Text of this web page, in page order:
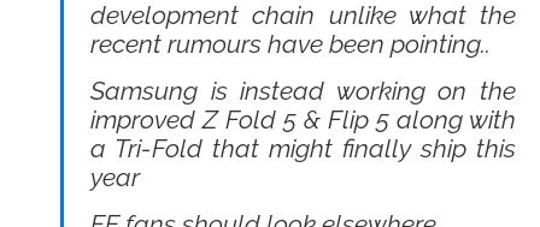
development chain unlike what the
recent rumours have been pointing..
Samsung is instead working on the
improved Z Fold 5 & Flip 5 along with
a Tri-Fold that might finally ship this
year